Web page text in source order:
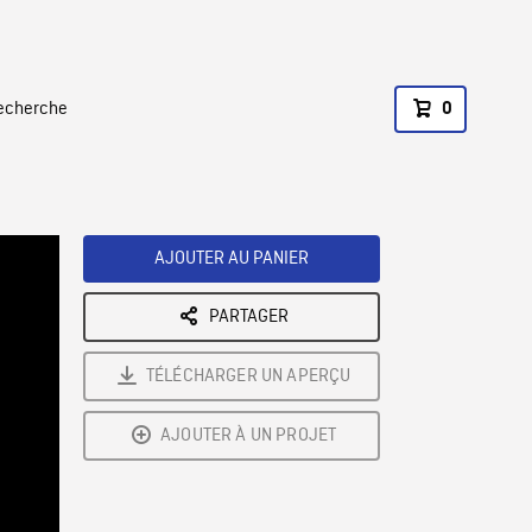
0
AJOUTER AU PANIER
PARTAGER
TÉLÉCHARGER UN APERÇU
AJOUTER À UN PROJET